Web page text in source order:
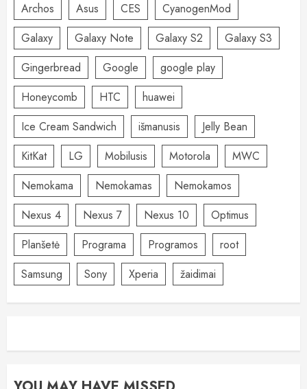
Archos
Asus CES
CyanogenMod
Galaxy
Galaxy Note Galaxy S2
Galaxy S3
Gingerbread
Google
google play
Honeycomb
HTC
huawei
Ice Cream Sandwich
išmanusis
Jelly Bean
KitKat
LG Mobilusis Motorola
MWC
Nemokama
Nemokamas
Nemokamos
Nexus 4
Nexus 7 Nexus 10
Optimus
Planšetė
Programa Programos
root
Samsung
Sony Xperia žaidimai